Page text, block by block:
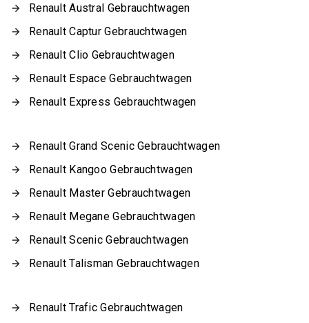
Renault Austral Gebrauchtwagen
Renault Captur Gebrauchtwagen
Renault Clio Gebrauchtwagen
Renault Espace Gebrauchtwagen
Renault Express Gebrauchtwagen
Renault Grand Scenic Gebrauchtwagen
Renault Kangoo Gebrauchtwagen
Renault Master Gebrauchtwagen
Renault Megane Gebrauchtwagen
Renault Scenic Gebrauchtwagen
Renault Talisman Gebrauchtwagen
Renault Trafic Gebrauchtwagen